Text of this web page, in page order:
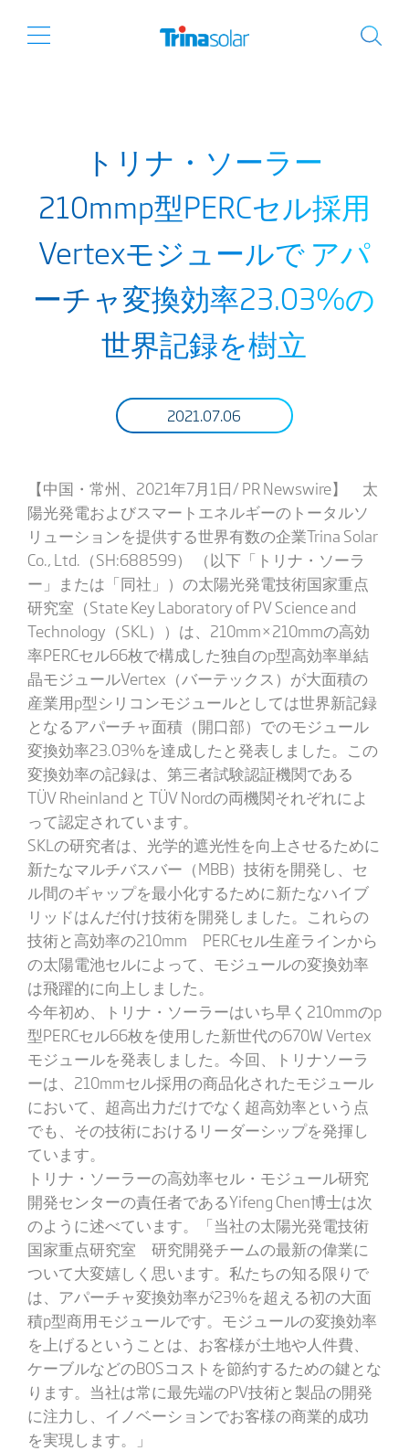
トリナ・ソーラー
210mmp型PERCセル採用
Vertexモジュールで アパ
ーチャ変換効率23.03%の
世界記録を樹立
2021.07.06
【中国・常州、2021年7月1日/ PR Newswire】 太
陽光発電およびスマートエネルギーのトータルソ
リューションを提供する世界有数の企業Trina Solar
Co., Ltd.（SH:688599） （以下「トリナ・ソーラ
ー」または「同社」）の太陽光発電技術国家重点
研究室（State Key Laboratory of PV Science and
Technology（SKL））は、210mm×210mmの高効
率PERCセル66枚で構成した独自のp型高効率単結
晶モジュールVertex（バーテックス）が大面積の
産業用p型シリコンモジュールとしては世界新記録
となるアパーチャ面積（開口部）でのモジュール
変換効率23.03%を達成したと発表しました。この
変換効率の記録は、第三者試験認証機関である
TÜV Rheinland と TÜV Nordの両機関それぞれによ
って認定されています。
SKLの研究者は、光学的遮光性を向上させるために
新たなマルチバスバー（MBB）技術を開発し、セ
ル間のギャップを最小化するために新たなハイブ
リッドはんだ付け技術を開発しました。これらの
技術と高効率の210mm PERCセル生産ラインから
の太陽電池セルによって、モジュールの変換効率
は飛躍的に向上しました。
今年初め、トリナ・ソーラーはいち早く210mmのp
型PERCセル66枚を使用した新世代の670W Vertex
モジュールを発表しました。今回、トリナソーラ
ーは、210mmセル採用の商品化されたモジュール
において、超高出力だけでなく超高効率という点
でも、その技術におけるリーダーシップを発揮し
ています。
トリナ・ソーラーの高効率セル・モジュール研究
開発センターの責任者であるYifeng Chen博士は次
のように述べています。「当社の太陽光発電技術
国家重点研究室 研究開発チームの最新の偉業に
ついて大変嬉しく思います。私たちの知る限りで
は、アパーチャ変換効率が23%を超える初の大面
積p型商用モジュールです。モジュールの変換効率
を上げるということは、お客様が土地や人件費、
ケーブルなどのBOSコストを節約するための鍵とな
ります。当社は常に最先端のPV技術と製品の開発
に注力し、イノベーションでお客様の商業的成功
を実現します。」